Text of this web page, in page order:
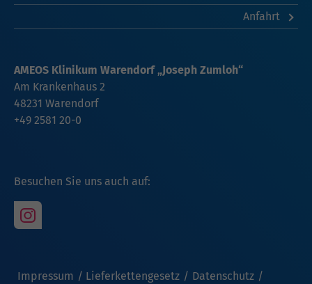
Anfahrt
Besuchen Sie uns auch auf:
Impressum Lieferkettengesetz Datenschutz
AMEOS Klinikum Warendorf „Joseph Zumloh“
Am Krankenhaus 2
48231 Warendorf
+49 2581 20-0